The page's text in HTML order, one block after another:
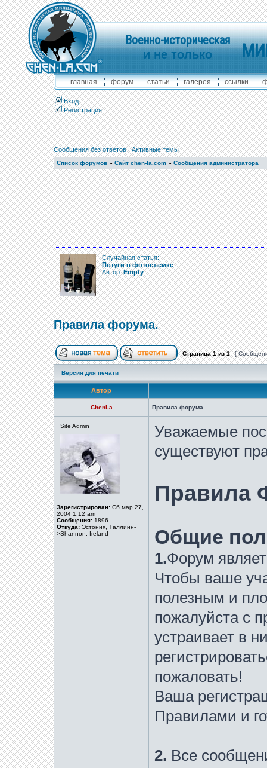
Военно-историческая
и не только
главная форум статьи галерея ссылки
Вход
Регистрация
Сообщения без ответов|Активные темы
Список форумов » Сайт chen-la.com » Сообщения администратора
Случайная статья:
Потуги в фотосъемке
Автор:Empty
Правила форума.
Страница1из1 [
Версия для печати
Автор
ChenLa Правила форума.
Site Admin
Зарегистрирован: Сб мар 27,
2004 1:12 am
Сообщения: 1896
Откуда: Эстония, Таллинн-
>Shannon, Ireland
Уважаемые
существуют
Правила
Общие
1.Форум
Чтобы ваше
полезным и
пожалуйста с
устраивает в
пожаловать!
Ваша
Правилами и
2. Все